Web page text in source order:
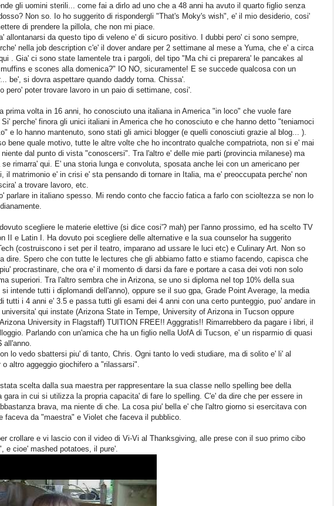
gli uomini sterili... come fai a dirlo ad uno che a 48 anni ha avuto il quarto figlio senza
Non so. Io ho suggerito di rispondergli "That's Moky's wish", e' il mio desiderio, cosi'
di prendere la pillola, che non mi piace.
allontanarsi da questo tipo di veleno e' di sicuro positivo. I dubbi pero' ci sono sempre,
nella job description c'e' il dover andare per 2 settimane al mese a Yuma, che e' a circa
. Gia' ci sono state lamentele tra i pargoli, del tipo "Ma chi ci preparera' le pancakes al
e scones alla domenica?" IO NO, sicuramente! E se succede qualcosa con un
be', si dovra aspettare quando daddy torna. Chissa'.
pero' poter trovare lavoro in un paio di settimane, cosi'.
prima volta in 16 anni, ho conosciuto una italiana in America "in loco" che vuole fare
perche' finora gli unici italiani in America che ho conosciuto e che hanno detto "teniamoci
e lo hanno mantenuto, sono stati gli amici blogger (e quelli conosciuti grazie al blog... ).
bene quale motivo, tutte le altre volte che ho incontrato qualche compatriota, non si e' mai
dal punto di vista "conoscersi". Tra l'altro e' delle mie parti (provincia milanese) ma
rimarra' qui. E' una storia lunga e convoluta, sposata anche lei con un americano per
il matrimonio e' in crisi e' sta pensando di tornare in Italia, ma e' preoccupata perche' non
a trovare lavoro, etc.
parlare in italiano spesso. Mi rendo conto che faccio fatica a farlo con scioltezza se non lo
scegliere le materie elettive (si dice cosi'? mah) per l'anno prossimo, ed ha scelto TV
II e Latin I. Ha dovuto poi scegliere delle alternative e la sua counselor ha suggerito
(costruiscono i set per il teatro, imparano ad ussare le luci etc) e Culinary Art. Non so
dire. Spero che con tutte le lectures che gli abbiamo fatto e stiamo facendo, capisca che
procrastinare, che ora e' il momento di darsi da fare e portare a casa dei voti non solo
superiori. Tra l'altro sembra che in Arizona, se uno si diploma nel top 10% della sua
intende tutti i diplomandi dell'anno), oppure se il suo gpa, Grade Point Average, la media
tutti i 4 anni e' 3.5 e passa tutti gli esami dei 4 anni con una certo punteggio, puo' andare in
universita' qui instate (Arizona State in Tempe, University of Arizona in Tucson oppure
University in Flagstaff) TUITION FREE!! Agggratis!! Rimarrebbero da pagare i libri, il
Parlando con un'amica che ha un figlio nella UofA di Tucson, e' un risparmio di quasi
all'anno.
lo vedo sbattersi piu' di tanto, Chris. Ogni tanto lo vedi studiare, ma di solito e' li' al
o altro aggeggio giochifero a "rilassarsi".
scelta dalla sua maestra per rappresentare la sua classe nello spelling bee della
gara in cui si utilizza la propria capacita' di fare lo spelling. C'e' da dire che per essere in
brava, ma niente di che. La cosa piu' bella e' che l'altro giorno si esercitava con
faceva da "maestra" e Violet che faceva il pubblico.
crollare e vi lascio con il video di Vi-Vi al Thanksgiving, alle prese con il suo primo cibo
e cioe' mashed potatoes, il pure'.